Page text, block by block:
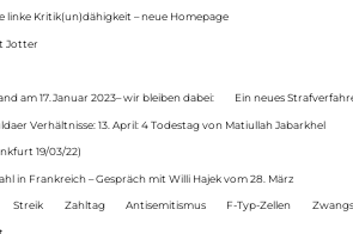
linke Kritik(un)dähigkeit – neue Homepage
Jotter
am 17.Januar 2023– wir bleiben dabei: Ein neues
Verhältnisse: 13. April: 4 Todestag von Matiul­lah Jabarkhel
19/03/22)
in Frankreich – Gespräch mit Willi Hajek vom 28. März
Streik Zahltag Antisemitismus F-Typ-Zellen